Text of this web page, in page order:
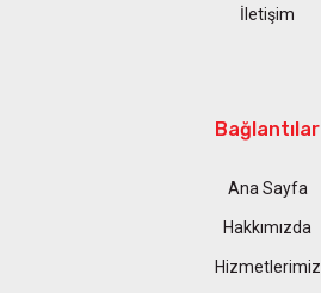
İletişim
Bağlantılar
Ana Sayfa
Hakkımızda
Hizmetlerimiz